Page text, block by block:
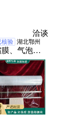
洽谈
核验 湖北鄂州
、气泡
、pof热缩